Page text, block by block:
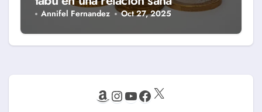
Annifel Fernandez Oct 27, 2025
Amazon Instagram YouTube Facebook X